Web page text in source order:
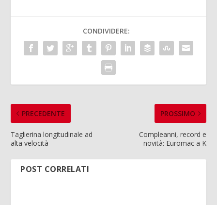
CONDIVIDERE:
PRECEDENTE
Taglierina longitudinale ad
alta velocità
PROSSIMO
Compleanni, record e
novità: Euromac a K
POST CORRELATI